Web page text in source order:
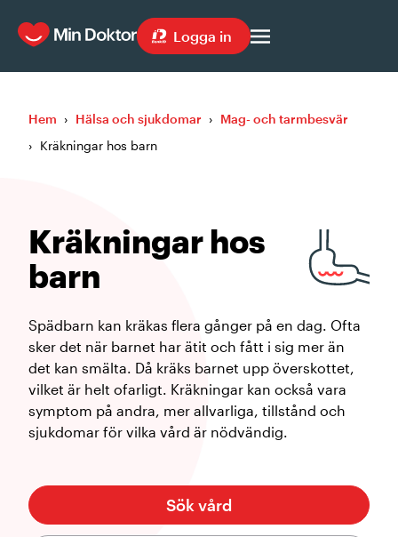
Logga in
Hem › Hälsa och sjukdomar › Mag- och tarmbesvär
› Kräkningar hos barn
Kräkningar hos
barn
Spädbarn kan kräkas flera gånger på en dag. Ofta
sker det när barnet har ätit och fått i sig mer än
det kan smälta. Då kräks barnet upp överskottet,
vilket är helt ofarligt. Kräkningar kan också vara
symptom på andra, mer allvarliga, tillstånd och
sjukdomar för vilka vård är nödvändig.
Sök vård